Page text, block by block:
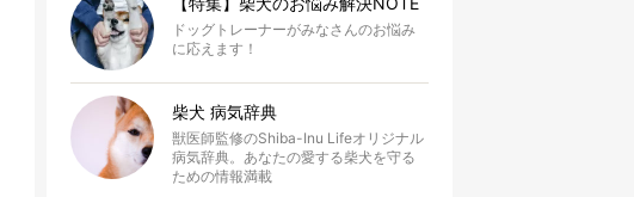
ドッグトレーナーがみなさんのお悩み
に応えます！
柴犬 病気辞典
獣医師監修のShiba-Inu Lifeオリジナル
病気辞典。あなたの愛する柴犬を守る
ための情報満載